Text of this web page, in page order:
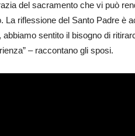
del sacramento che vi può
La riflessione del Santo Padre
sentito il bisogno di
– raccontano gli sposi.